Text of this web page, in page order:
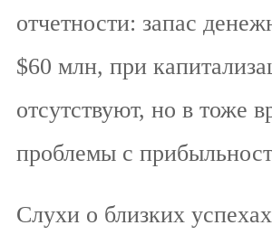
отчетности: запас
$60 млн, при
отсутствуют, но в тоже
проблемы с
Слухи о близких